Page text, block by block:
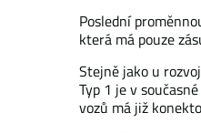
Poslední
která má pouze
Stejně jako u
Typ 1 je v
vozů má již